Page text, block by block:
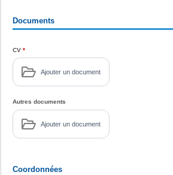
Documents
CV*
Ajouter un document
Autres documents
Ajouter un document
Coordonnées